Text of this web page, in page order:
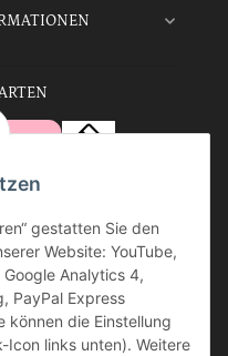
gestatten Sie den
Website: YouTube,
Google Analytics 4,
PayPal Express
können die Einstellung
links unten). Weitere